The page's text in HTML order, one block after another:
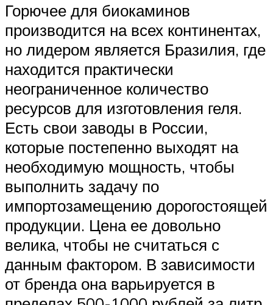
Горючее для биокаминов
производится на всех континентах,
но лидером является Бразилия, где
находится практически
неограниченное количество
ресурсов для изготовления геля.
Есть свои заводы в России,
которые постепенно выходят на
необходимую мощность, чтобы
выполнить задачу по
импортозамещению дорогостоящей
продукции. Цена ее довольно
велика, чтобы не считаться с
данным фактором. В зависимости
от бренда она варьируется в